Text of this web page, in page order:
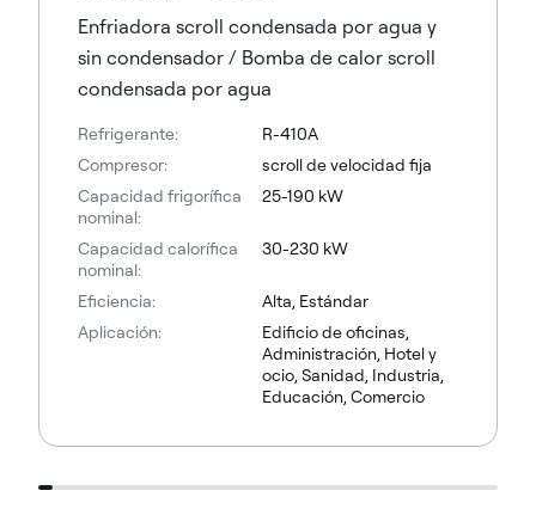
Enfriadora scroll condensada por agua y
sin condensador / Bomba de calor scroll
condensada por agua
Refrigerante:
R-410A
Compresor:
scroll de velocidad fija
Capacidad frigorífica
nominal:
25-190 kW
Capacidad calorífica
nominal:
30-230 kW
Eficiencia:
Alta, Estándar
Aplicación:
Edificio de oficinas,
Administración, Hotel y
ocio, Sanidad, Industria,
Educación, Comercio